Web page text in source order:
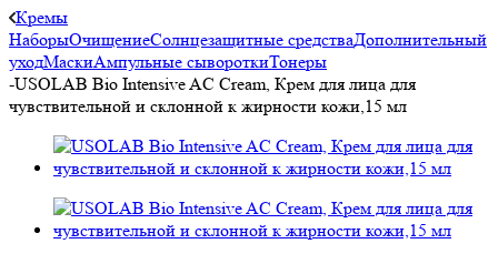
Кремы
НаборыОчищениеСолнцезащитные средстваДополнительный
уходМаскиАмпульные сывороткиТонеры
-USOLAB Bio Intensive AC Cream, Крем для лица для
чувствительной и склонной к жирности кожи,15 мл